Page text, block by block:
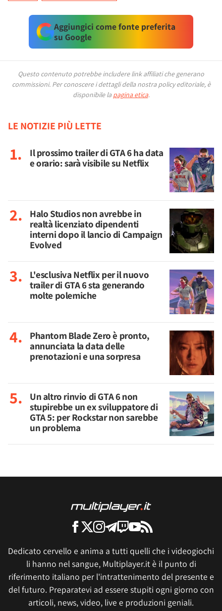
Aggiungici come fonte preferita
su Google
Questo contenuto potrebbe includere link affiliati che generano
commissioni. Per conoscere i dettagli della nostra policy editoriale, è
disponibile la pagina etica.
LE NOTIZIE PIÙ LETTE
Il prossimo trailer di GTA 6 ha data
e orario: sarà visibile su Netflix
Halo Studios non avrebbe in
realtà licenziato dipendenti
interni dopo il lancio di Campaign
Evolved
L'esclusiva Netflix per il nuovo
trailer di GTA 6 sta generando
molte polemiche
Phantom Blade Zero è pronto,
annunciata la data delle
prenotazioni e una sorpresa
Un altro rinvio di GTA 6 non
stupirebbe un ex sviluppatore di
GTA 5: per Rockstar non sarebbe
un problema
Dedicato cervello e anima a tutti quelli che i videogiochi
li hanno nel sangue, Multiplayer.it è il punto di
riferimento italiano per l'intrattenimento del presente e
del futuro. Preparatevi ad essere stupiti ogni giorno con
articoli, news, video, live e produzioni geniali.